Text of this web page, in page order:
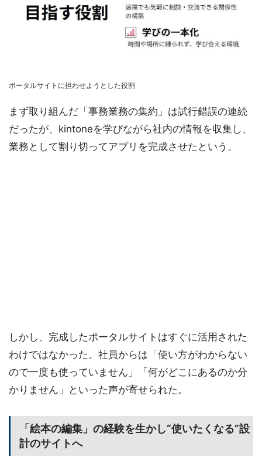
ポータルサイトに担わせようとした役割
まず取り組んだ「事務業務の集約」は試行錯誤の連続
だったが、kintoneを学びながら社内の情報を収集し、
業務として割り切ってアプリを完成させたという。
しかし、完成したポータルサイトはすぐに活用された
わけではなかった。社員からは「使い方がわからない
ので一度も使っていません」「何がどこにあるのか分
かりません」といった声が寄せられた。
「絵本の編集」の経験を生かし“使いたくなる”設
計のサイトへ